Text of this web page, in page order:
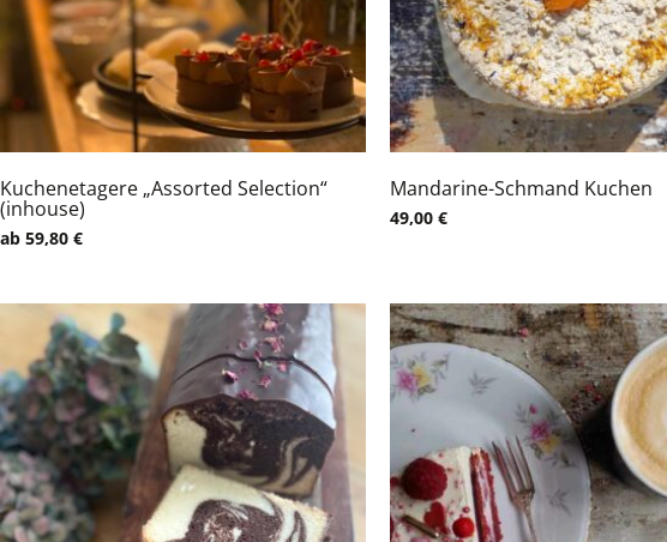
Kuchenetagere „Assorted Selection“
(inhouse)
ab 59,80 €
Mandarine-Schmand Kuchen
49,00 €